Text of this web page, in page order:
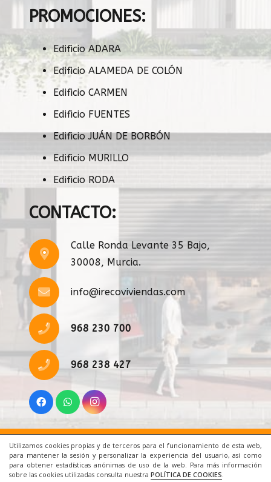
Utilizamos cookies propias y de terceros para el funcionamiento de esta web,
para mantener la sesión y personalizar la experiencia del usuario, así como
para obtener estadísticas anónimas de uso de la web. Para más información
sobre las cookies utilizadas consulta nuestra POLÍTICA DE COOKIES.
PROMOCIONES:
Edificio ADARA
Edificio ALAMEDA DE COLÓN
Edificio CARMEN
Edificio FUENTES
Edificio JUÁN DE BORBÓN
Edificio MURILLO
Edificio RODA
CONTACTO:
Calle Ronda Levante 35 Bajo,
30008, Murcia.
info@irecoviviendas.com
968 230 700
968 238 427
Inicio|Aviso Legal|Cookies|Contacto
© 2021 Todos los derechos reservados. Una web